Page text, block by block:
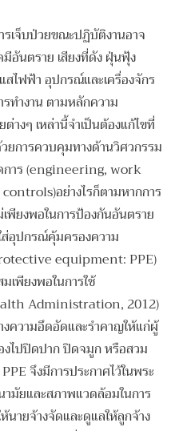
รเจ็บป่วยขณะปฏิบัติงานอาจ
อันตราย เสียงที่ดัง ฝุ่นฟุ้ง
สไฟฟ้า อุปกรณ์และเครื่องจักร
ทำงาน ตามหลักความ
งๆ เหล่านี้จำเป็นต้องแก้ไขที่
ยการควบคุมทางด้านวิศวกรรม
การ (engineering, work
อย่างไรก็ตามหากการ
พียงพอในการป้องกันอันตราย
อุปกรณ์คุ้มครองความ
equipment: PPE)
เพียงพอในการใช้
Administration, 2012)
งความอึดอัดและรำคาญให้แก่ผู้
ไปปิดปาก ปิดจมูก หรือสวม
จึงมีการประกาศไว้ในพระ
มัยและสภาพแวดล้อมในการ
นายจ้างจัดและดูแลให้ลูกจ้าง